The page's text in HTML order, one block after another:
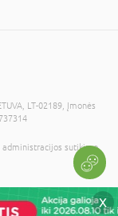
X
LT-02189, Įmonės
sutikimo